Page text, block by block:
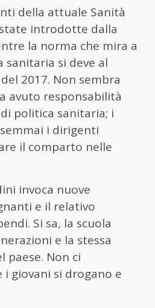
della attuale Sanità
introdotte dalla
la norma che mira a
sanitaria si deve al
2017. Non sembra
avuto responsabilità
politica sanitaria; i
i dirigenti
il comparto nelle
invoca nuove
e il relativo
Si sa, la scuola
e la stessa
paese. Non ci
giovani si drogano e